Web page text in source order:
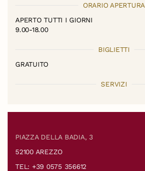
ORARIO APERTURA
APERTO TUTTI I GIORNI
9.00-18.00
BIGLIETTI
GRATUITO
SERVIZI
PIAZZA DELLA BADIA, 3
52100 AREZZO
TEL: +39 0575 356612